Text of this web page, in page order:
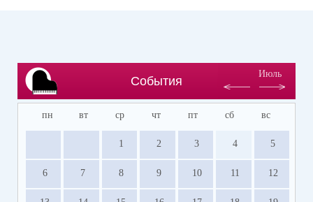
События
Июль
пн вт ср чт пт сб вс
1 2 3 4 5
6 7 8 9 10 11 12